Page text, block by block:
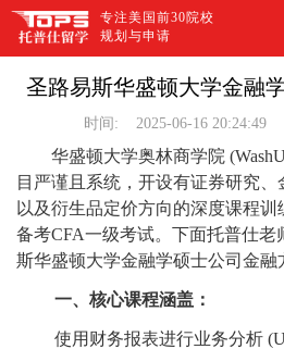
专注美国前30院校
规划与申请
圣路易斯华盛顿大学金融
时间: 2025-06-16 20:24:49
华盛顿大学奥林商学院
目严谨且系统，开设有证券研究
以及衍生品定价方向的深度课程
备考CFA一级考试。下面托普仕老
斯华盛顿大学金融学硕士公司金融
一、核心课程涵盖：
使用财务报表进行业务分析